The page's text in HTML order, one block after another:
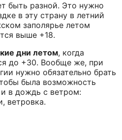
быть разной. Это нужно
в эту страну в летний
заполярье летом
выше +18.
дни летом, когда
до +30. Вообще же, при
нужно обязательно брать
была возможность
в дождь с ветром:
ветровка.